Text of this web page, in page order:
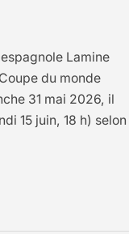
Lamine
du monde
31 mai 2026, il
15 juin, 18 h) selon